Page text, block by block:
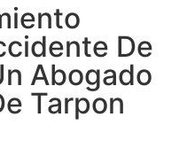
De
Abogado
Tarpon